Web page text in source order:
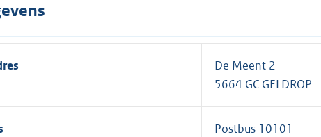
De Meent 2
5664 GC GELDROP
Postbus 10101